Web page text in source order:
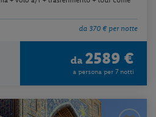
da 370 € per notte
da 2589 €
a persona per 7 notti